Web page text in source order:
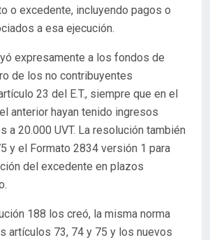
o excedente, incluyendo pagos o
a esa ejecución.
expresamente a los fondos de
de los no contribuyentes
23 del E.T., siempre que en el
anterior hayan tenido ingresos
a 20.000 UVT. La resolución también
y el Formato 2834 versión 1 para
del excedente en plazos
188 los creó, la misma norma
artículos 73, 74 y 75 y los nuevos